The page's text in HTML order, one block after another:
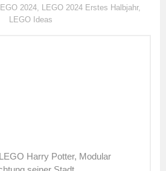
2024, LEGO 2024 Erstes Halbjahr,
LEGO Ideas
Harry Potter, Modular